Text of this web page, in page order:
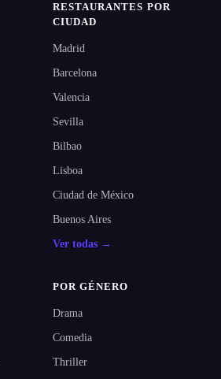
RESTAURANTES POR
CIUDAD
Madrid
Barcelona
Valencia
Sevilla
Bilbao
Lisboa
Ciudad de México
Buenos Aires
Ver todas →
POR GÉNERO
Drama
Comedia
Thriller